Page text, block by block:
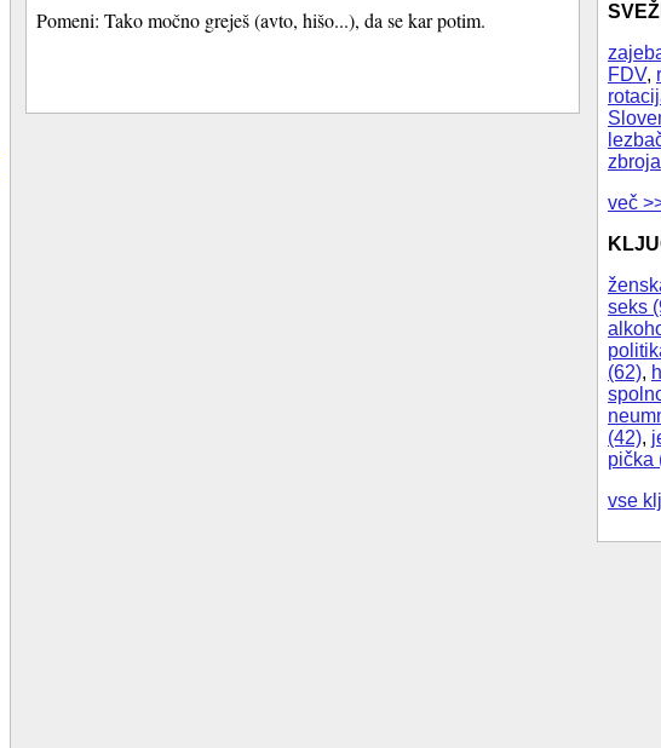
FDV,
zbroja
več
seks
(62),
(42),
pička
vse
Pomeni: Tako močno greješ (avto, hišo...), da se kar potim.